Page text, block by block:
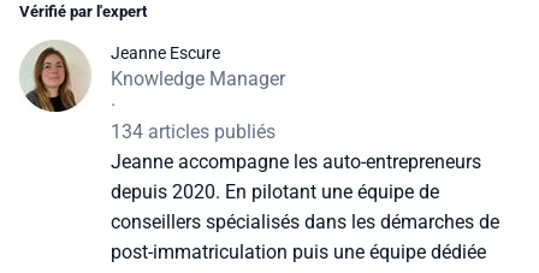
Vérifié par l'expert
Jeanne Escure
Knowledge Manager
·
134 articles publiés
Jeanne accompagne les auto-entrepreneurs
depuis 2020. En pilotant une équipe de
conseillers spécialisés dans les démarches de
post-immatriculation puis une équipe dédiée